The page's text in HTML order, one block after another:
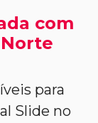
com
para
Slide no